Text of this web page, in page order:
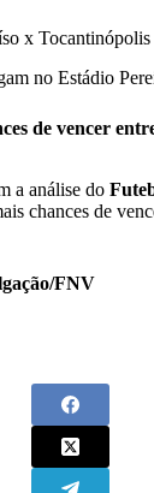
x Tocantinópolis
no Estádio
de vencer
a análise do
chances de
FNV